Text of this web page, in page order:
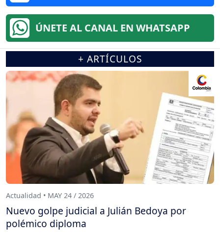
ÚNETE AL CANAL EN WHATSAPP
+ ARTÍCULOS
Actualidad • MAY 24 / 2026
Nuevo golpe judicial a Julián Bedoya por
polémico diploma